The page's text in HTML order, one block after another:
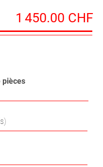
1 450.00 CHF
pièces